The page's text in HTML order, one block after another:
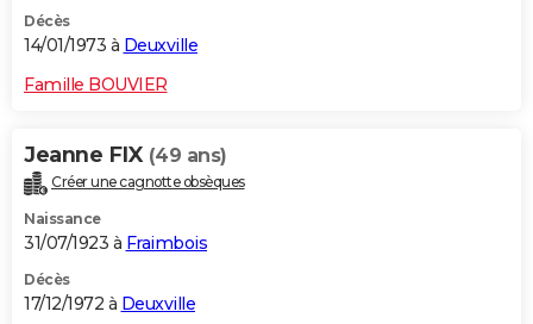
Décès
14/01/1973 à Deuxville
Famille BOUVIER
Jeanne FIX (49 ans)
Créer une cagnotte obsèques
Naissance
31/07/1923 à Fraimbois
Décès
17/12/1972 à Deuxville